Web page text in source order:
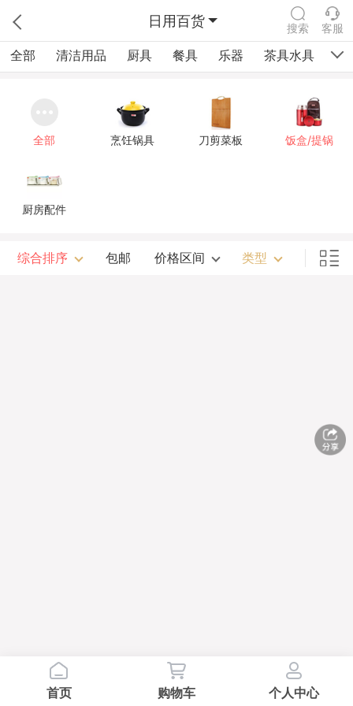
日用百货 搜索 客服
全部 清洁用品 厨具 餐具 乐器 茶具水具 健
全部 烹饪锅具 刀剪菜板 饭盒/提锅
厨房配件
综合排序 包邮 价格区间 类型
首页 购物车 个人中心